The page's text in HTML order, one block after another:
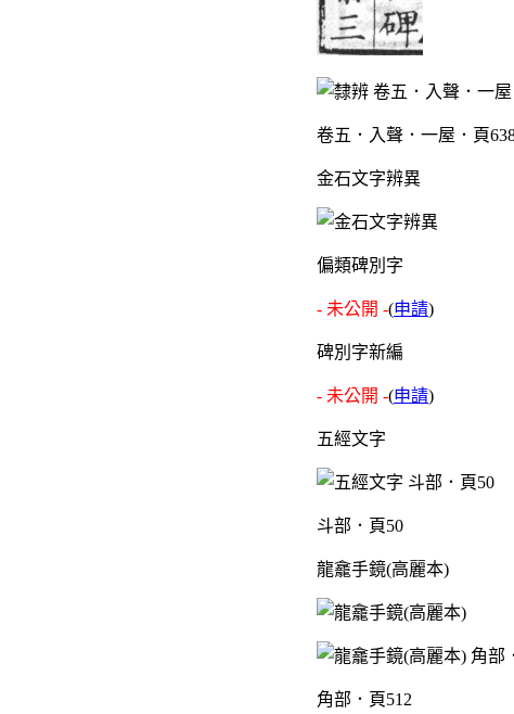
卷五．入聲．一屋．頁
金石文字辨異
偏類碑別字
- 未公開 -(申請)
碑別字新編
- 未公開 -(申請)
五經文字
斗部．頁50
龍龕手鏡(高麗本)
角部．頁512